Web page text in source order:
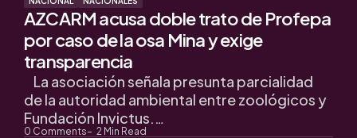
AZCARM acusa doble trato de Profepa
por caso de la osa Mina y exige
transparencia
0 Comments 2 Min Read
La asociación señala presunta parcialidad
de la autoridad ambiental entre zoológicos y
Fundación Invictus.…